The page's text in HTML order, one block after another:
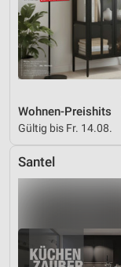
Wohnen-Preishits
Gültig bis Fr. 14.08.
Santel